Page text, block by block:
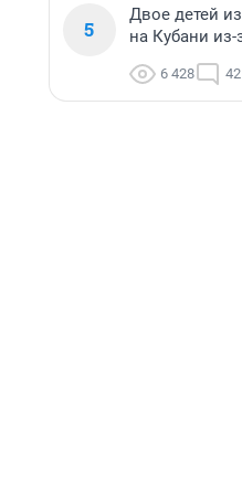
5
Двое детей
на Кубани
6 428 42